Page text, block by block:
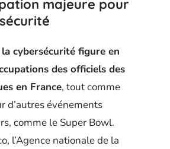
majeure pour
la cybersécurité figure en
des officiels des
en France, tout comme
d’autres événements
comme le Super Bowl.
l’Agence nationale de la